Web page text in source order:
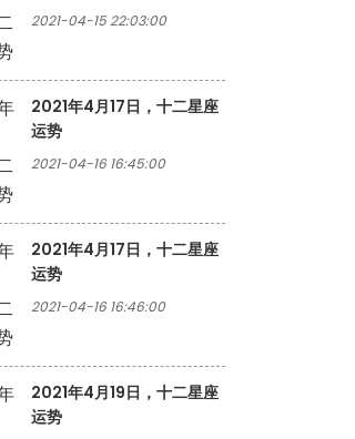
2021-04-15 22:03:00
2021年4月17日，十二星座
运势
2021-04-16 16:45:00
2021年4月17日，十二星座
运势
2021-04-16 16:46:00
2021年4月19日，十二星座
运势